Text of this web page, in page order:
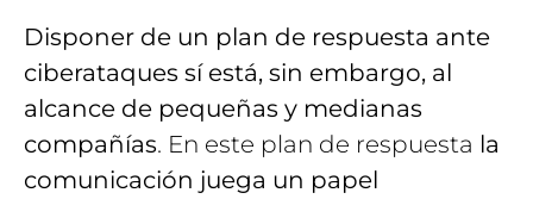
Disponer de un plan de respuesta ante
ciberataques sí está, sin embargo, al
alcance de pequeñas y medianas
compañías. En este plan de respuesta la
comunicación juega un papel